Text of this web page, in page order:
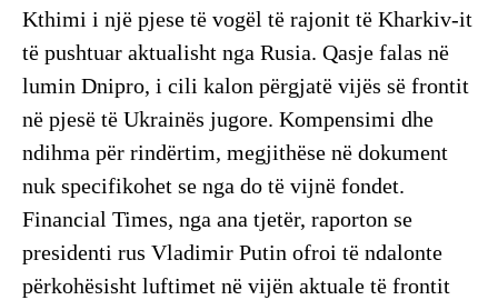
Kthimi i një pjese të vogël të rajonit të Kharkiv-it
të pushtuar aktualisht nga Rusia. Qasje falas në
lumin Dnipro, i cili kalon përgjatë vijës së frontit
në pjesë të Ukrainës jugore. Kompensimi dhe
ndihma për rindërtim, megjithëse në dokument
nuk specifikohet se nga do të vijnë fondet.
Financial Times, nga ana tjetër, raporton se
presidenti rus Vladimir Putin ofroi të ndalonte
përkohësisht luftimet në vijën aktuale të frontit